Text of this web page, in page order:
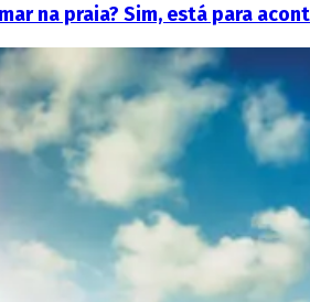
na praia? Sim, está para